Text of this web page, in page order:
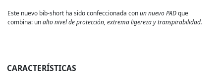
Este nuevo bib-short ha sido confeccionada conun nuevo PADque
combina: unalto nivel de protección, extrema ligereza y transpirabilidad.
CARACTERÍSTICAS